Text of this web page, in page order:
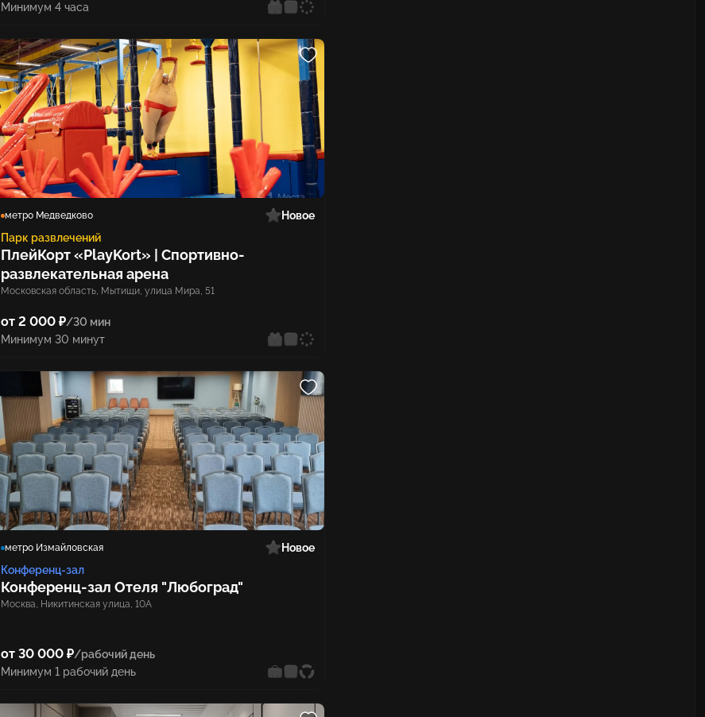
Минимум 4 часа
метро Медведково
Новое
Парк развлечений
ПлейКорт «PlayKort» | Спортивно-
развлекательная арена
Московская область, Мытищи, улица Мира, 51
от 2 000 ₽/30 мин
Минимум 30 минут
метро Измайловская
Новое
Конференц-зал
Конференц‑зал Отеля "Любоград"
Москва, Никитинская улица, 10А
от 30 000 ₽/рабочий день
Минимум 1 рабочий день